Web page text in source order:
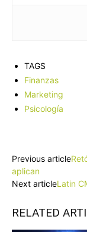
TAGS
Finanzas
Marketing
Psicología
Previous article
aplican
Next articleLatin
RELATED